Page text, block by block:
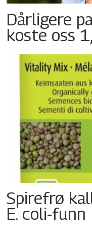
Dårligere
koste oss
Spirefrø
E. coli-funn